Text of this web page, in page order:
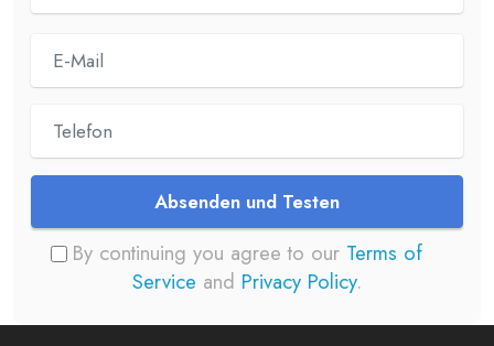
Absenden und Testen
By continuing you agree to our Terms of
Service and Privacy Policy.